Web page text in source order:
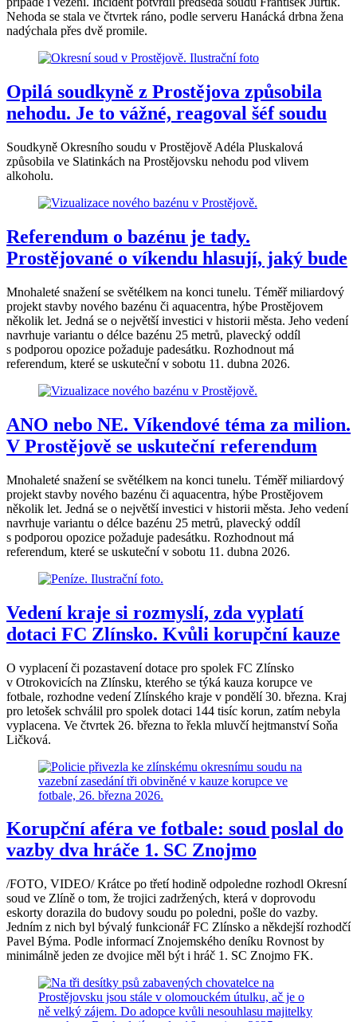
Nehoda se stala ve čtvrtek ráno, podle serveru Hanácká drbna žena
nadýchala přes dvě promile.
Opilá soudkyně z Prostějova způsobila
nehodu. Je to vážné, reagoval šéf soudu
Soudkyně Okresního soudu v Prostějově Adéla Pluskalová
způsobila ve Slatinkách na Prostějovsku nehodu pod vlivem
alkoholu.
Referendum o bazénu je tady.
Prostějované o víkendu hlasují, jaký bude
Mnohaleté snažení se světélkem na konci tunelu. Téměř miliardový
projekt stavby nového bazénu či aquacentra, hýbe Prostějovem
několik let. Jedná se o největší investici v historii města. Jeho vedení
navrhuje variantu o délce bazénu 25 metrů, plavecký oddíl
s podporou opozice požaduje padesátku. Rozhodnout má
referendum, které se uskuteční v sobotu 11. dubna 2026.
ANO nebo NE. Víkendové téma za milion.
V Prostějově se uskuteční referendum
Mnohaleté snažení se světélkem na konci tunelu. Téměř miliardový
projekt stavby nového bazénu či aquacentra, hýbe Prostějovem
několik let. Jedná se o největší investici v historii města. Jeho vedení
navrhuje variantu o délce bazénu 25 metrů, plavecký oddíl
s podporou opozice požaduje padesátku. Rozhodnout má
referendum, které se uskuteční v sobotu 11. dubna 2026.
Vedení kraje si rozmyslí, zda vyplatí
dotaci FC Zlínsko. Kvůli korupční kauze
O vyplacení či pozastavení dotace pro spolek FC Zlínsko
v Otrokovicích na Zlínsku, kterého se týká kauza korupce ve
fotbale, rozhodne vedení Zlínského kraje v pondělí 30. března. Kraj
pro letošek schválil pro spolek dotaci 144 tisíc korun, zatím nebyla
vyplacena. Ve čtvrtek 26. března to řekla mluvčí hejtmanství Soňa
Ličková.
Korupční aféra ve fotbale: soud poslal do
vazby dva hráče 1. SC Znojmo
/FOTO, VIDEO/ Krátce po třetí hodině odpoledne rozhodl Okresní
soud ve Zlíně o tom, že trojici zadržených, která v doprovodu
eskorty dorazila do budovy soudu po poledni, pošle do vazby.
Jedním z nich byl bývalý funkcionář FC Zlínsko a někdejší rozhodčí
Pavel Býma. Podle informací Znojemského deníku Rovnost by
minimálně jeden ze dvojice měl být i hráč 1. SC Znojmo FK.